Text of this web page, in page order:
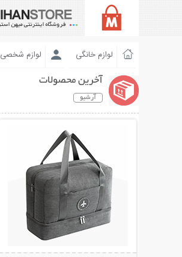
لوازم خانگی لوازم شخصی
آخرین محصولات
آرشیو